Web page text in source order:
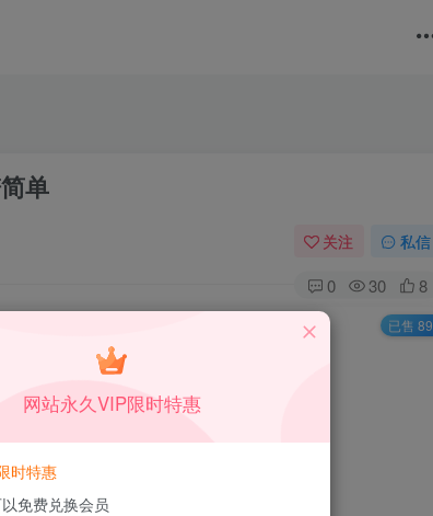
单
关注 私信
0 30 8
收益 单账号日入83元 稳定靠谱简单
费后查看
DS高级会员
已售 89
网站永久VIP限时特惠
时特惠
免费兑换会员